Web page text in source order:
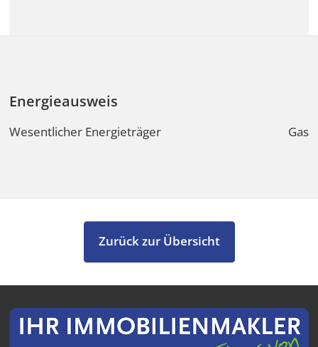
Energieausweis
Wesentlicher Energieträger Gas
Zurück zur Übersicht